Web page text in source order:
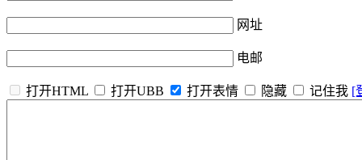
网址
电邮
打开HTML 打开UBB 打开表情 隐藏 记住我 [